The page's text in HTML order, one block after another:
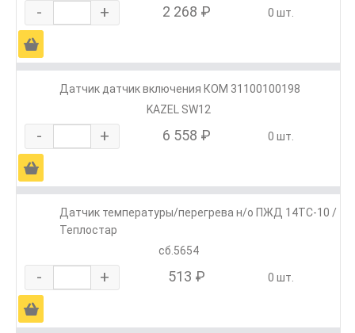
- + 2 268 ₽ 0 шт.
Ä
Датчик датчик включения КОМ 31100100198
KAZEL SW12
- + 6 558 ₽ 0 шт.
Ä
Датчик температуры/перегрева н/о ПЖД 14ТС-10 /
Теплостар
сб.5654
- + 513 ₽ 0 шт.
Ä